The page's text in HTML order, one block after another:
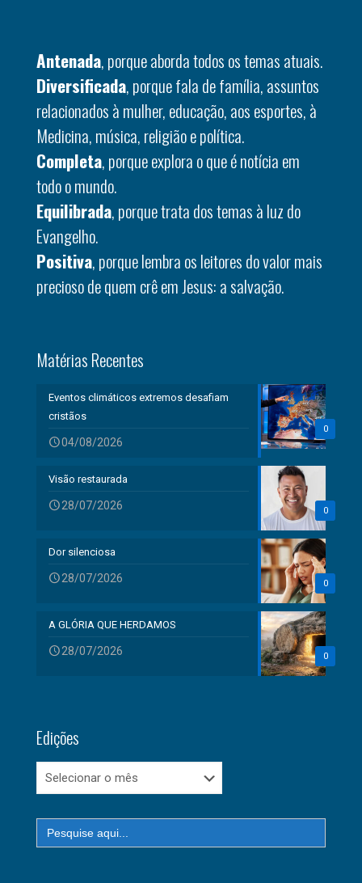
Antenada, porque aborda todos os temas atuais.
Diversificada, porque fala de família, assuntos
relacionados à mulher, educação, aos esportes, à
Medicina, música, religião e política.
Completa, porque explora o que é notícia em
todo o mundo.
Equilibrada, porque trata dos temas à luz do
Evangelho.
Positiva, porque lembra os leitores do valor mais
precioso de quem crê em Jesus: a salvação.
Matérias Recentes
0
Eventos climáticos extremos desafiam
cristãos
04/08/2026
0
Visão restaurada
28/07/2026
0
Dor silenciosa
28/07/2026
0
A GLÓRIA QUE HERDAMOS
28/07/2026
Edições
Edições
Search
for: